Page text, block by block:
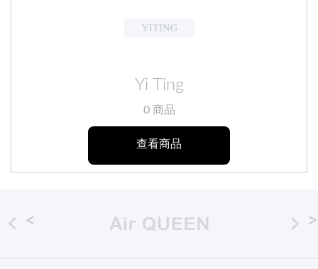
Yi Ting
0 商品
查看商品
 